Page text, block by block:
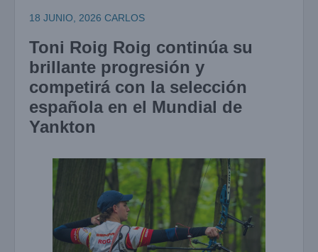
18 JUNIO, 2026 CARLOS
Toni Roig Roig continúa su
brillante progresión y
competirá con la selección
española en el Mundial de
Yankton